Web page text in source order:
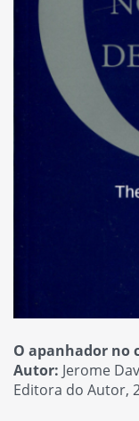
O apanhador no
Autor: Jerome
Editora do Autor,